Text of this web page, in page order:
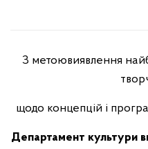
З метоювиявлення
щодо концепцій і
Департамент культури